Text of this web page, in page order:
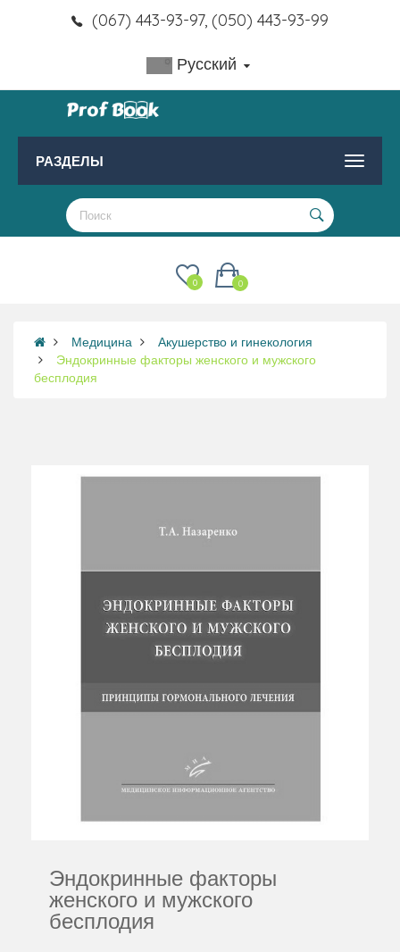
(067) 443-93-97, (050) 443-93-99
Русский
РАЗДЕЛЫ
0
0
Медицина
Акушерство и гинекология
Эндокринные факторы женского и мужского
бесплодия
Эндокринные факторы
женского и мужского
бесплодия